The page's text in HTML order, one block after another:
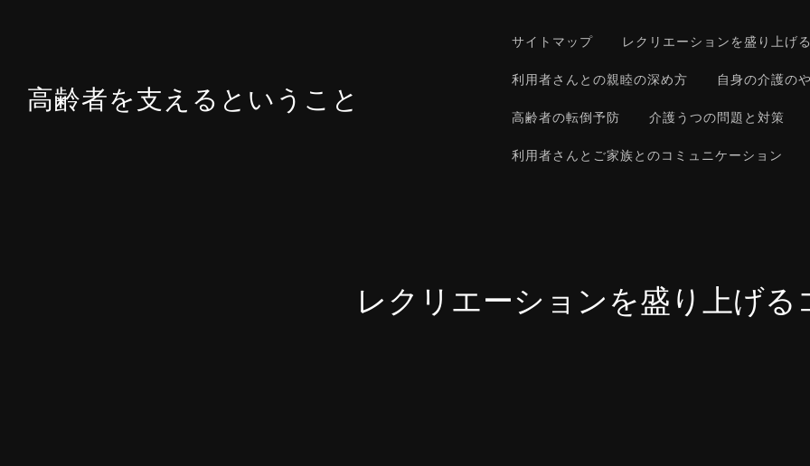
高齢者を支えるということ
サイトマップ レクリエーションを盛り上げ
利用者さんとの親睦の深め方 自身の介護の
高齢者の転倒予防 介護うつの問題と対策
利用者さんとご家族とのコミュニケーション
レクリエーションを盛り上げる